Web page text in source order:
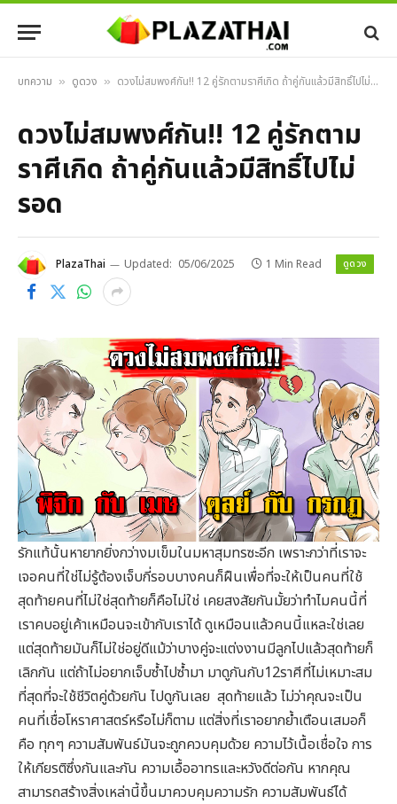
บทความ » ดูดวง » ดวงไม่สมพงศ์กัน!! 12 คู่รักตามราศีเกิด ถ้าคู่กันแล้วมีสิทธิ์ไปไม่รอด
ดวงไม่สมพงศ์กัน!! 12 คู่รักตาม
ราศีเกิด ถ้าคู่กันแล้วมีสิทธิ์ไปไม่
รอด
PlazaThai Updated: 05/06/2025 1 Min Read ดูดวง
รักแท้นั้นหายากยิ่งกว่างมเข็มในมหาสุมทรซะอีก เพราะกว่าที่เราจะ
เจอคนที่ใช่ไม่รู้ต้องเจ็บกี่รอบบางคนก็ฝืนเพื่อที่จะให้เป็นคนที่ใช้
สุดท้ายคนที่ไม่ใช่สุดท้ายก็คือไม่ใช่ เคยสงสัยกันมั้ยว่าทำไมคนนี้ที่
เราคบอยู่เค้าเหมือนจะเข้ากับเราได้ ดูเหมือนแล้วคนนี้แหละใช่เลย
แต่สุดท้ายมันก็ไม่ใช่อยู่ดีแม้ว่าบางคู่จะแต่งงานมีลูกไปแล้วสุดท้ายก็
เลิกกัน แต่ถ้าไม่อยากเจ็บซ้ำไปซ้ำมา มาดูกันกับ12ราศีที่ไม่เหมาะสม
ที่สุดที่จะใช้ชีวิตคู่ด้วยกัน ไปดูกันเลย สุดท้ายแล้ว ไม่ว่าคุณจะเป็น
คนที่เชื่อโหราศาสตร์หรือไม่ก็ตาม แต่สิ่งที่เราอยากย้ำเตือนเสมอก็
คือ ทุกๆ ความสัมพันธ์มันจะถูกควบคุมด้วย ความไว้เนื้อเชื่อใจ การ
ให้เกียรติซึ่งกันและกัน ความเอื้ออาทรและหวังดีต่อกัน หากคุณ
สามารถสร้างสิ่งเหล่านี้ขึ้นมาควบคุมความรัก ความสัมพันธ์ได้